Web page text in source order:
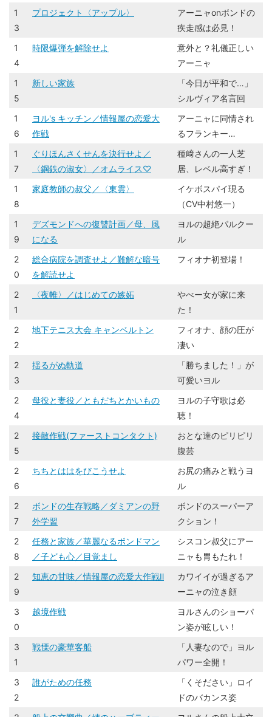
1
3
プロジェクト〈アップル〉
アーニャonボンドの
疾走感は必見！
1
4
時限爆弾を解除せよ
意外と？礼儀正しい
アーニャ
1
5
新しい家族
「今日が平和で…」
シルヴィア名言回
1
6
ヨル's キッチン／情報屋の恋愛大
作戦
アーニャに同情され
るフランキー…
1
7
ぐりほんさくせんを決行せよ／
〈鋼鉄の淑女〉／オムライス♡
種﨑さんの一人芝
居、レベル高すぎ！
1
8
家庭教師の叔父／〈東雲〉
イケボスパイ現る
（CV中村悠一）
1
9
デズモンドへの復讐計画／母、風
になる
ヨルの超絶パルクー
ル
2
0
総合病院を調査せよ／難解な暗号
を解読せよ
フィオナ初登場！
2
1
〈夜帷〉／はじめての嫉妬
やべー女が家に来
た！
2
2
地下テニス大会 キャンベルトン
フィオナ、顔の圧が
凄い
2
3
揺るがぬ軌道
「勝ちました！」が
可愛いヨル
2
4
母役と妻役／ともだちとかいもの
ヨルの子守歌は必
聴！
2
5
接敵作戦(ファーストコンタクト)
おとな達のピリピリ
腹芸
2
6
ちちとははをびこうせよ
お尻の痛みと戦うヨ
ル
2
7
ボンドの生存戦略／ダミアンの野
外学習
ボンドのスーパーア
クション！
2
8
任務と家族／華麗なるボンドマン
／子ども心／目覚まし
シスコン叔父にアー
ニャも胃もたれ！
2
9
知恵の甘味／情報屋の恋愛大作戦Ⅱ
カワイイが過ぎるア
ーニャの泣き顔
3
0
越境作戦
ヨルさんのショーパ
ン姿が眩しい！
3
1
戦慄の豪華客船
「人妻なので」ヨル
パワー全開！
3
2
誰がための任務
「くそださい」ロイ
ドのバカンス姿